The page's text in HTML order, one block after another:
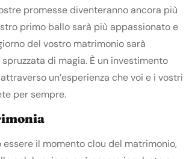
promesse diventeranno ancora più
primo ballo sarà più appassionato e
del vostro matrimonio sarà
di magia. È un investimento
un’esperienza che voi e i vostri
per sempre.
essere il momento clou del matrimonio,